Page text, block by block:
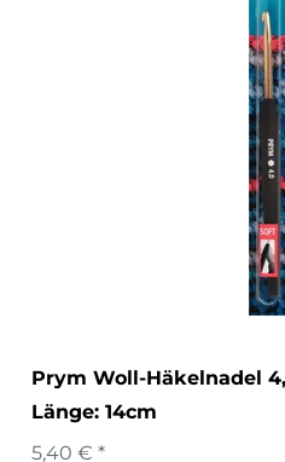
Prym Woll-Häkelnadel
Länge: 14cm
5,40 € *